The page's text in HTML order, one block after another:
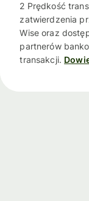
2 Prędkość
zatwierdzenia
Wise oraz
partnerów
transakcji.